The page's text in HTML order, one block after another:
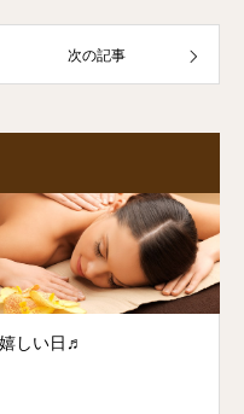
次の記事
嬉しい日♬